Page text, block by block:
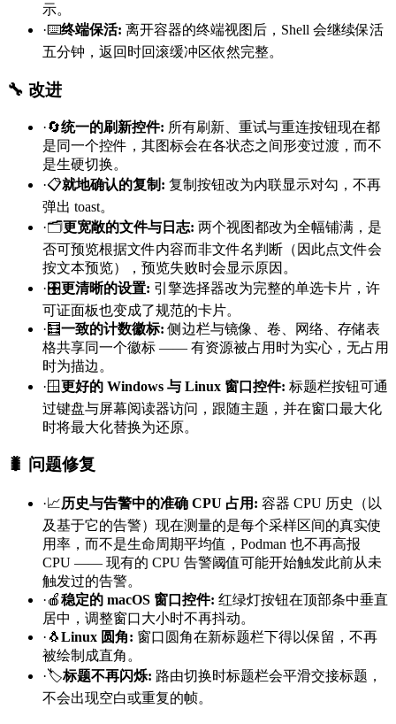
示。
·⌨️终端保活: 离开容器的终端视图后，Shell 会继续保活
五分钟，返回时回滚缓冲区依然完整。
🔧 改进
·🔄统一的刷新控件: 所有刷新、重试与重连按钮现在都
是同一个控件，其图标会在各状态之间形变过渡，而不
是生硬切换。
·📋就地确认的复制 : 复制按钮改为内联显示对勾，不再
弹出 toast。
·🗂️更宽敞的文件与日志: 两个视图都改为全幅铺满，是
否可预览根据文件内容而非文件名判断（因此点文件会
按文本预览），预览失败时会显示原因。
·🎛️更清晰的设置: 引擎选择器改为完整的单选卡片，许
可证面板也变成了规范的卡片。
·🧮一致的计数徽标:侧边栏与镜像、卷、网络、存储表
格共享同一个徽标 —— 有资源被占用时为实心，无占用
时为描边。
·🪟更好的 Windows 与 Linux 窗口控件: 标题栏按钮可通
过键盘与屏幕阅读器访问，跟随主题，并在窗口最大化
时将最大化替换为还原。
🐛 问题修复
·📈历史与告警中的准确 CPU 占用 : 容器 CPU 历史（以
及基于它的告警）现在测量的是每个采样区间的真实使
用率，而不是生命周期平均值，Podman 也不再高报
CPU —— 现有的 CPU 告警阈值可能开始触发此前从未
触发过的告警。
·🍎稳定的 macOS 窗口控件: 红绿灯按钮在顶部条中垂直
居中，调整窗口大小时不再抖动。
· 🐧Linux 圆角: 窗口圆角在新标题栏下得以保留，不再
被绘制成直角。
·🏷️标题不再闪烁: 路由切换时标题栏会平滑交接标题，
不会出现空白或重复的帧。